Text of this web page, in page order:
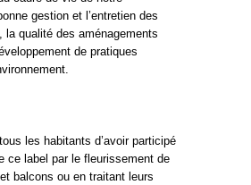
gestion et l’entretien des
la qualité des aménagements
de pratiques
les habitants d’avoir participé
ce label par le fleurissement de
balcons ou en traitant leurs